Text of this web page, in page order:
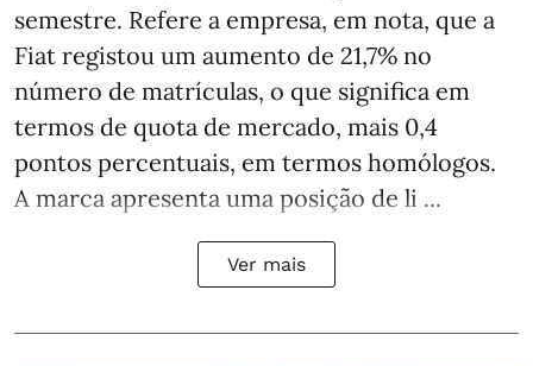
semestre. Refere a empresa, em nota, que a
Fiat registou um aumento de 21,7% no
número de matrículas, o que significa em
termos de quota de mercado, mais 0,4
pontos percentuais, em termos homólogos.
A marca apresenta uma posição de li ...
Ver mais